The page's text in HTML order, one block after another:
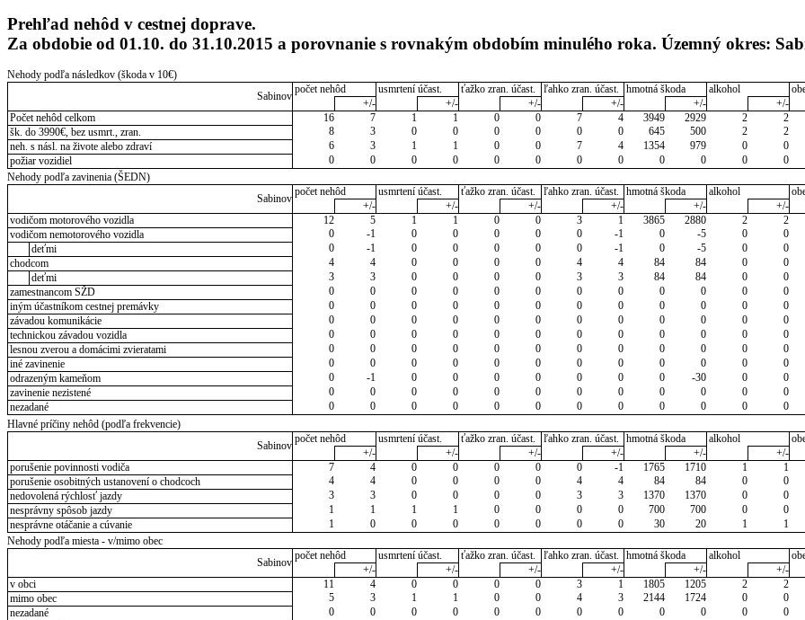
Prehľad nehôd v cestnej doprave.
Za obdobie od 01.10. do 31.10.2015 a porovnanie s rovnakým obdobím minulého roka. Územný okres:
Nehody podľa následkov (škoda v 10€)
Sabinov
počet nehôd usmrtení účast. ťažko zran. účast. ľahko zran. účast. hmotná škoda alkohol
+/-
+/- +/- +/- +/- +/-
Počet nehôd celkom
16 7 1 1 0 0 7 4 3949 2929 2 2
šk. do 3990€, bez usmrt., zran.
8 3 0 0 0 0 0 0 645 500 2 2
neh. s násl. na živote alebo zdraví
6 3 1 1 0 0 7 4 1354 979 0 0
požiar vozidiel
0 0 0 0 0 0 0 0 0 0 0 0
Nehody podľa zavinenia (ŠEDN)
Sabinov
počet nehôd usmrtení účast. ťažko zran. účast. ľahko zran. účast. hmotná škoda alkohol
+/-
+/- +/- +/- +/- +/-
vodičom motorového vozidla
12 5 1 1 0 0 3 1 3865 2880 2 2
vodičom nemotorového vozidla
0 -1 0 0 0 0 0 -1 0 -5 0 0
deťmi
0 -1 0 0 0 0 0 -1 0 -5 0 0
chodcom
4 4 0 0 0 0 4 4 84 84 0 0
deťmi
3 3 0 0 0 0 3 3 84 84 0 0
zamestnancom SŽD
0 0 0 0 0 0 0 0 0 0 0 0
iným účastníkom cestnej premávky
0 0 0 0 0 0 0 0 0 0 0 0
závadou komunikácie
0 0 0 0 0 0 0 0 0 0 0 0
technickou závadou vozidla
0 0 0 0 0 0 0 0 0 0 0 0
lesnou zverou a domácimi zvieratami
0 0 0 0 0 0 0 0 0 0 0 0
iné zavinenie
0 0 0 0 0 0 0 0 0 0 0 0
odrazeným kameňom
0 -1 0 0 0 0 0 0 0 -30 0 0
zavinenie nezistené
0 0 0 0 0 0 0 0 0 0 0 0
nezadané
0 0 0 0 0 0 0 0 0 0 0 0
Hlavné príčiny nehôd (podľa frekvencie)
Sabinov
počet nehôd usmrtení účast. ťažko zran. účast. ľahko zran. účast. hmotná škoda alkohol
+/-
+/- +/- +/- +/- +/-
porušenie povinnosti vodiča
7 4 0 0 0 0 0 -1 1765 1710 1 1
porušenie osobitných ustanovení o chodcoch
4 4 0 0 0 0 4 4 84 84 0 0
nedovolená rýchlosť jazdy
3 3 0 0 0 0 3 3 1370 1370 0 0
nesprávny spôsob jazdy
1 1 1 1 0 0 0 0 700 700 0 0
nesprávne otáčanie a cúvanie
1 0 0 0 0 0 0 0 30 20 1 1
Nehody podľa miesta - v/mimo obec
Sabinov
počet nehôd usmrtení účast. ťažko zran. účast. ľahko zran. účast. hmotná škoda alkohol
+/-
+/- +/- +/- +/- +/-
v obci
11 4 0 0 0 0 3 1 1805 1205 2 2
mimo obec
5 3 1 1 0 0 4 3 2144 1724 0 0
nezadané
0 0 0 0 0 0 0 0 0 0 0 0